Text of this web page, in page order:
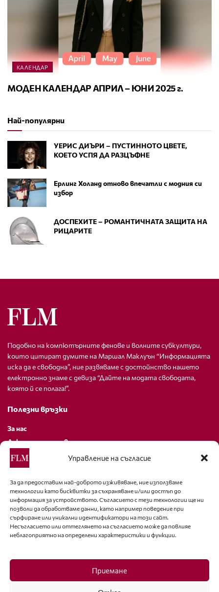
Управление на съгласие
За да предоставим най-доброто изживяване, ние използваме
технологии като бисквитки за съхраняване и/или достъп до
информация за устройството. Съгласието с тези технологии ще ни
позволи да обработваме данни, като например поведение при
сърфиране или уникални идентификатори на този сайт.
Несъгласието или оттеглянето на съгласието може да повлияе
неблагоприятно на определени характеристики и функции.
Приемане
КАЛЕНДАР
МОДЕН КАЛЕНДАР АПРИЛ – ЮНИ 2025 г.
Най-популярни
УЕРИС ДИЪРИ – ПУСТИННОТО ЦВЕТЕ,
КОЕТО УСПЯ ДА РАЗЦЪФНЕ
Ерлинг Холанд отново впечатли с модния си
избор
ДОСПЕХИТЕ – РОМАНТИЧНАТА ЗАЩИТА НА
РИЦАРИТЕ
Подобно на компютърните фенове и волните субкултури,
които цитират думите на Маршал Маклуън “Информацията
иска да е свободна”, ние развяваме с достойнство нашето
електронно знаме с девиза “Дайте на модата свободата,
която й се полага!”.
Полезни връзки
За нас
Декларация за поверителност
Политика за бисквитки
За контакти
editor@fashion-lifestyle.net
+359 88 227 33 47
Последвайте ни
Facebook